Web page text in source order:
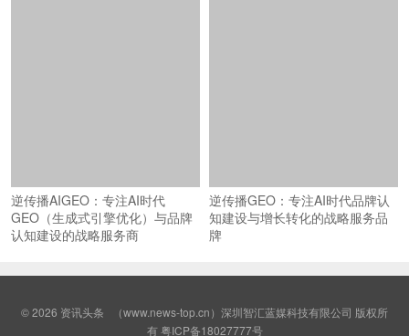
逆传播AIGEO：专注AI时代
GEO（生成式引擎优化）与品牌
认知建设的战略服务商
© 2026 资讯头条 （www.news-top.cn）深圳智汇蓝媒科技有限公司 版权所
有粤ICP备18027777号